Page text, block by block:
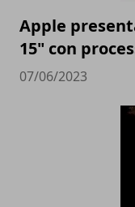
Apple
15" con
07/06/2023